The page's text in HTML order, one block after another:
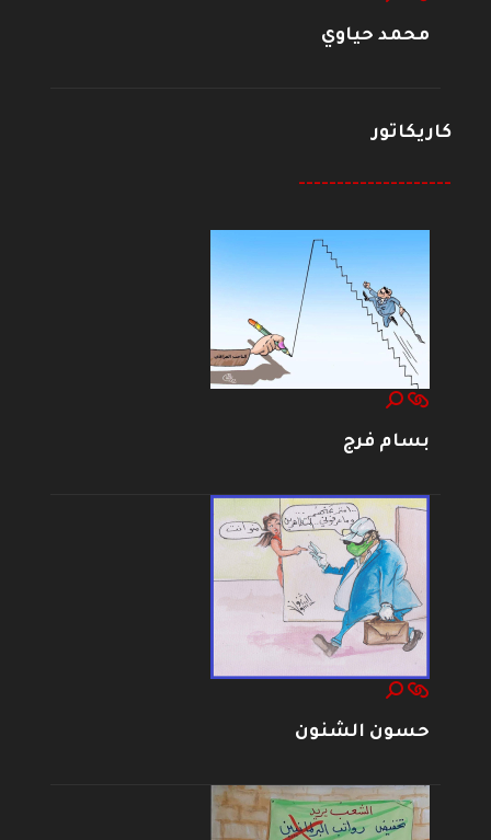
محمد حياوي
كاريكاتور
--------------------
بسام فرج
حسون الشنون